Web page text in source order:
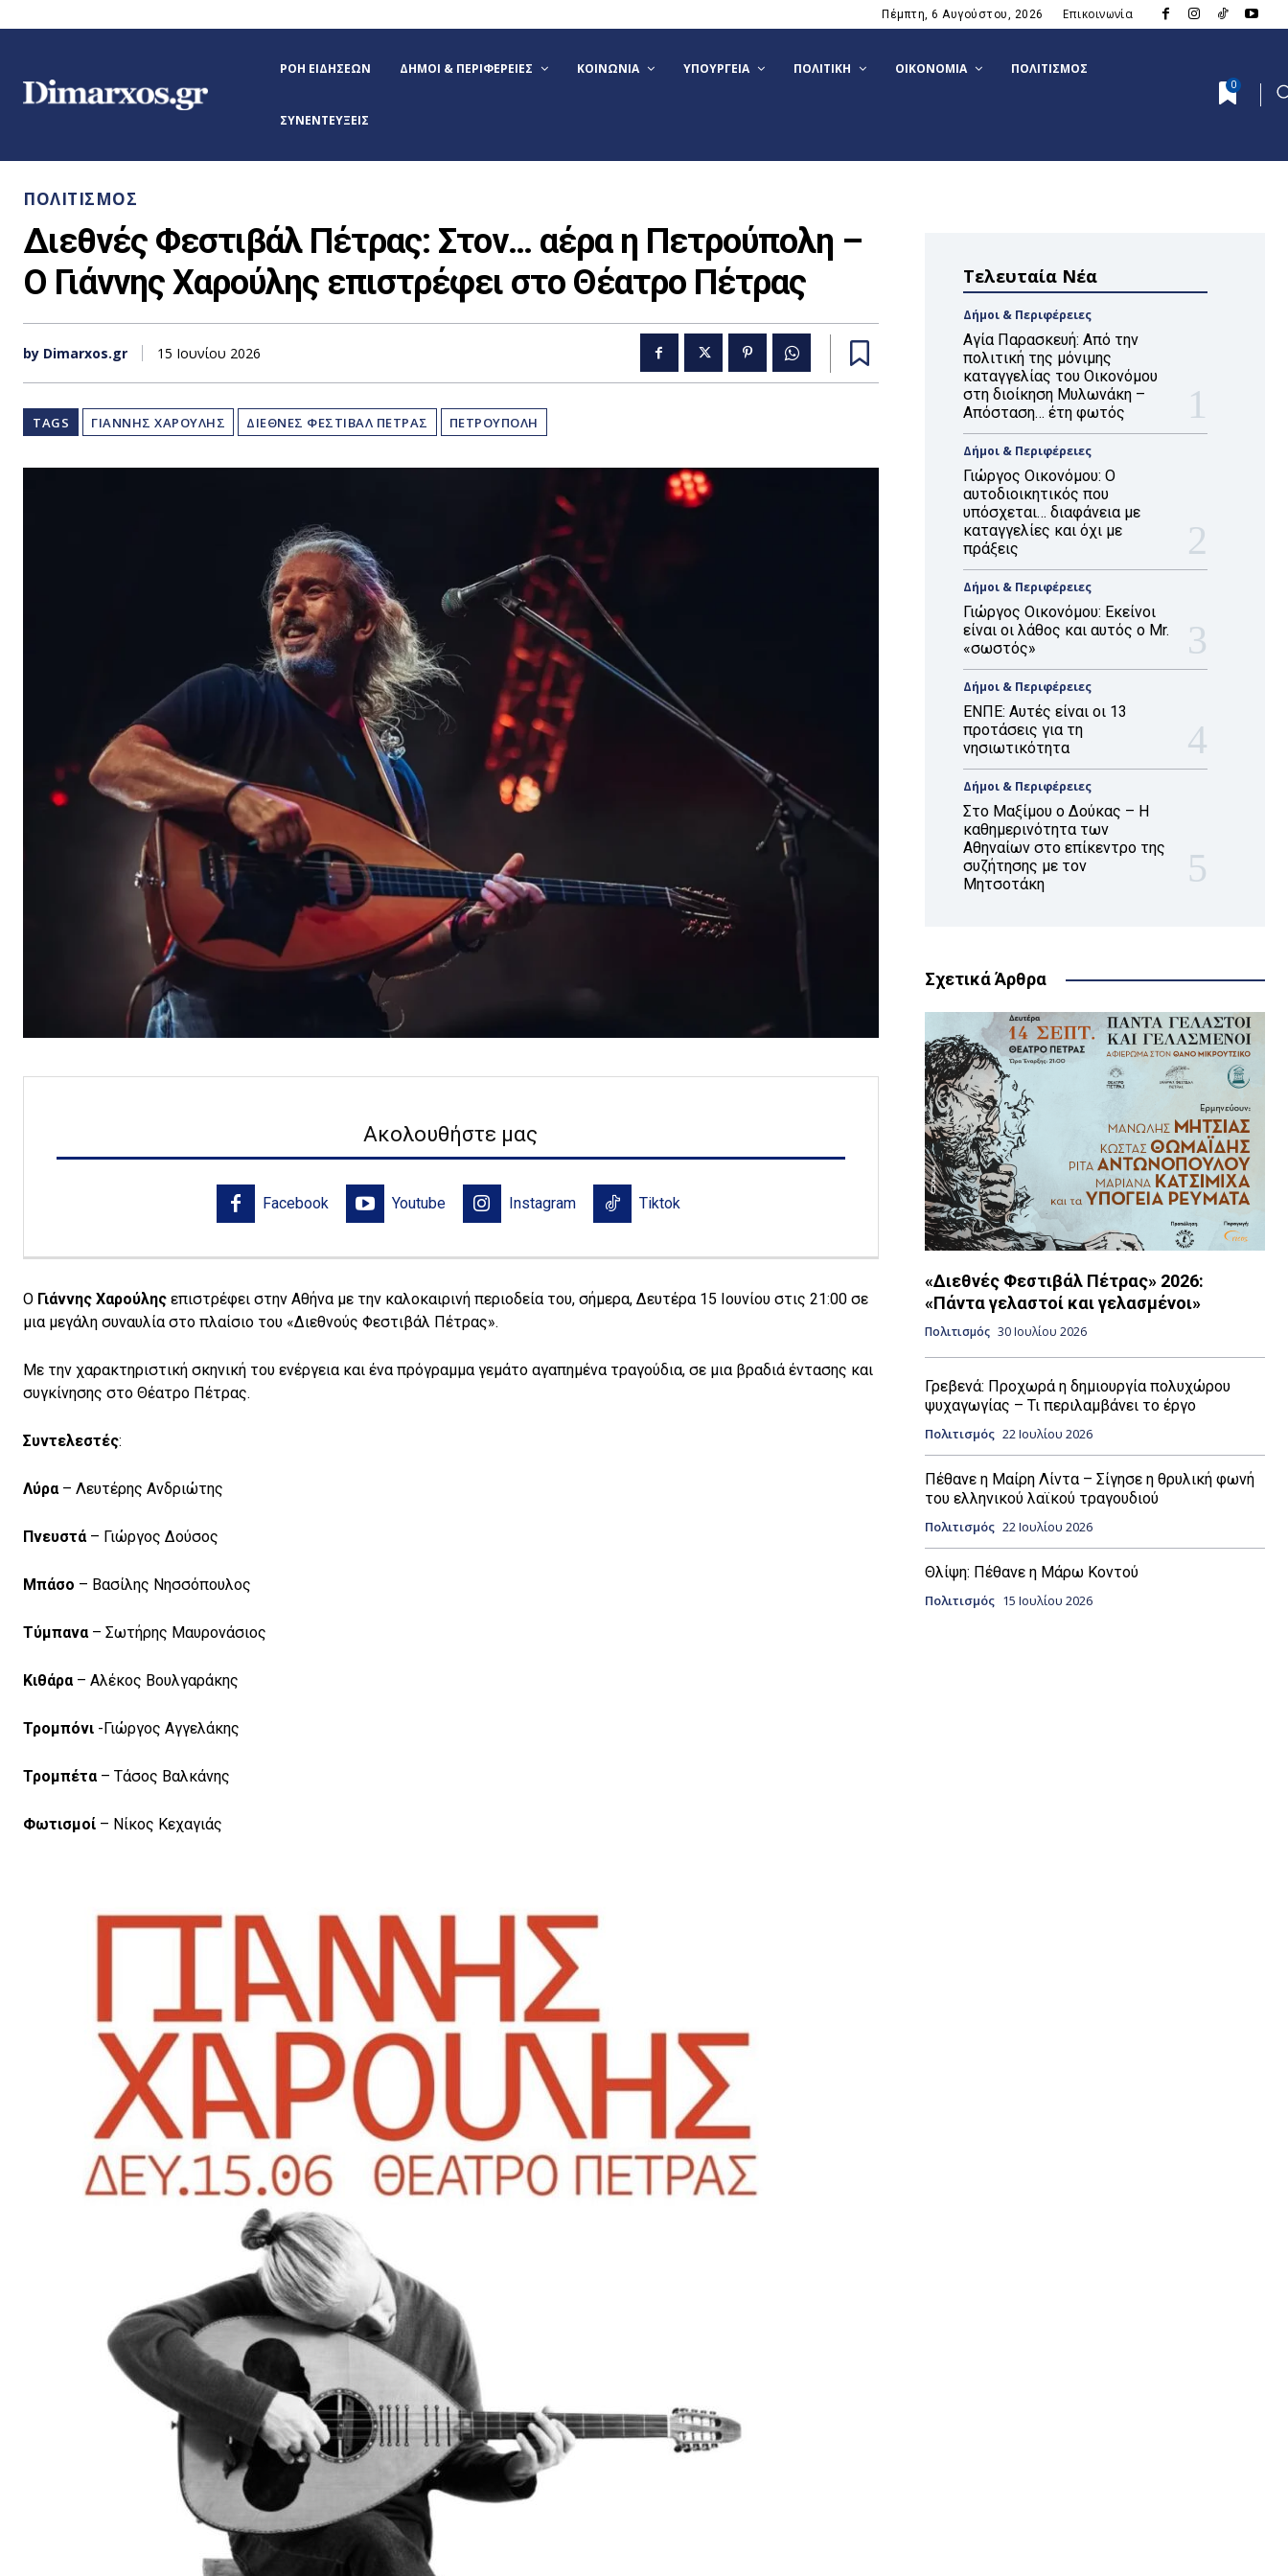
Πέμπτη, 6 Αυγούστου, 2026 Επικοινωνία
ΡΟΉ ΕΙΔΉΣΕΩΝ ΔΉΜΟΙ & ΠΕΡΙΦΈΡΕΙΕΣ ΚΟΙΝΩΝΊΑ ΥΠΟΥΡΓΕΊΑ ΠΟΛΙΤΙΚΉ ΟΙΚΟΝΟΜΊΑ ΠΟΛΙΤΙΣΜΌΣ
ΣΥΝΕΝΤΕΎΞΕΙΣ
0
ΠΟΛΙΤΙΣΜΌΣ
Διεθνές Φεστιβάλ Πέτρας: Στον… αέρα η Πετρούπολη –
Ο Γιάννης Χαρούλης επιστρέφει στο Θέατρο Πέτρας
by Dimarxos.gr 15 Ιουνίου 2026
TAGS ΓΙΑΝΝΗΣ ΧΑΡΟΥΛΗΣ ΔΙΕΘΝΕΣ ΦΕΣΤΙΒΑΛ ΠΕΤΡΑΣ ΠΕΤΡΟΥΠΟΛΗ
Ακολουθήστε μας
Facebook Youtube Instagram Tiktok
Ο Γιάννης Χαρούλης επιστρέφει στην Αθήνα με την καλοκαιρινή περιοδεία του, σήμερα, Δευτέρα 15 Ιουνίου στις 21:00 σε
μια μεγάλη συναυλία στο πλαίσιο του «Διεθνούς Φεστιβάλ Πέτρας».
Με την χαρακτηριστική σκηνική του ενέργεια και ένα πρόγραμμα γεμάτο αγαπημένα τραγούδια, σε μια βραδιά έντασης και
συγκίνησης στο Θέατρο Πέτρας.
Συντελεστές:
Λύρα– Λευτέρης Ανδριώτης
Πνευστά– Γιώργος Δούσος
Μπάσο – Βασίλης Νησσόπουλος
Τύμπανα– Σωτήρης Μαυρονάσιος
Κιθάρα– Αλέκος Βουλγαράκης
Τρομπόνι -Γιώργος Αγγελάκης
Τρομπέτα– Τάσος Βαλκάνης
Φωτισμοί – Νίκος Κεχαγιάς
Τελευταία Νέα
Δήμοι & Περιφέρειες
Αγία Παρασκευή: Από την
πολιτική της μόνιμης
καταγγελίας του Οικονόμου
στη διοίκηση Μυλωνάκη –
Απόσταση… έτη φωτός
Δήμοι & Περιφέρειες
Γιώργος Οικονόμου: Ο
αυτοδιοικητικός που
υπόσχεται… διαφάνεια με
καταγγελίες και όχι με
πράξεις
Δήμοι & Περιφέρειες
Γιώργος Οικονόμου: Εκείνοι
είναι οι λάθος και αυτός ο Mr.
«σωστός»
Δήμοι & Περιφέρειες
ΕΝΠΕ: Αυτές είναι οι 13
προτάσεις για τη
νησιωτικότητα
Δήμοι & Περιφέρειες
Στο Μαξίμου ο Δούκας – Η
καθημερινότητα των
Αθηναίων στο επίκεντρο της
συζήτησης με τον
Μητσοτάκη
Σχετικά Άρθρα
«Διεθνές Φεστιβάλ Πέτρας» 2026:
«Πάντα γελαστοί και γελασμένοι»
Πολιτισμός 30 Ιουλίου 2026
Γρεβενά: Προχωρά η δημιουργία πολυχώρου
ψυχαγωγίας – Τι περιλαμβάνει το έργο
Πολιτισμός 22 Ιουλίου 2026
Πέθανε η Μαίρη Λίντα – Σίγησε η θρυλική φωνή
του ελληνικού λαϊκού τραγουδιού
Πολιτισμός 22 Ιουλίου 2026
Θλίψη: Πέθανε η Μάρω Κοντού
Πολιτισμός 15 Ιουλίου 2026